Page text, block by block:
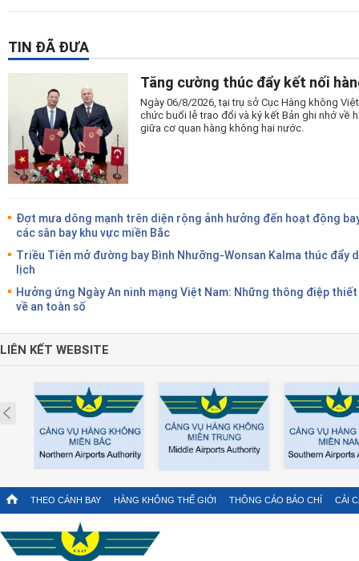
TIN ĐÃ ĐƯA
Tăng cường thúc đẩy kết nối
Ngày 06/8/2026, tại trụ sở Cục Hàng không
chức buổi lễ trao đổi và ký kết Bản ghi nhớ về
giữa cơ quan hàng không hai nước.
Đợt mưa dông mạnh trên diện rộng ảnh hưởng đến hoạt động
các sân bay khu vực miền Bắc
Triều Tiên mở đường bay Bình Nhưỡng-Wonsan Kalma thúc đẩy
lịch
Hưởng ứng Ngày An ninh mạng Việt Nam: Những thông điệp
về an toàn số
LIÊN KẾT WEBSITE
Prev
THEO CÁNH BAY HÀNG KHÔNG THẾ GIỚI THÔNG CÁO BÁO CHÍ CẢI